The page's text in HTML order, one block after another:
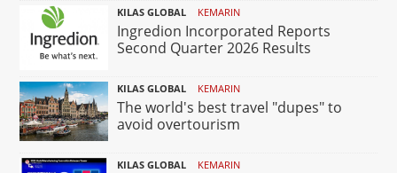
KILAS GLOBAL KEMARIN
Ingredion Incorporated Reports
Second Quarter 2026 Results
KILAS GLOBAL KEMARIN
The world's best travel "dupes" to
avoid overtourism
KILAS GLOBAL KEMARIN